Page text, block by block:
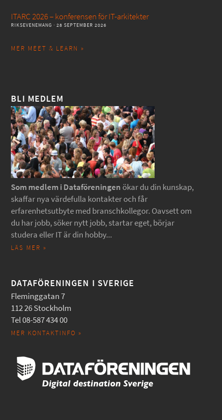
ITARC 2026 – konferensen för IT-arkitekter
RIKSEVENEMANG · 28 SEPTEMBER 2026
MER MEET & LEARN »
BLI MEDLEM
Som medlem i Dataföreningen ökar du din kunskap,
skaffar nya värdefulla kontakter och får
erfarenhetsutbyte med branschkollegor. Oavsett om
du har jobb, söker nytt jobb, startar eget, börjar
studera eller IT är din hobby...
LÄS MER »
DATAFÖRENINGEN I SVERIGE
Fleminggatan 7
112 26 Stockholm
Tel 08-587 434 00
MER KONTAKTINFO »